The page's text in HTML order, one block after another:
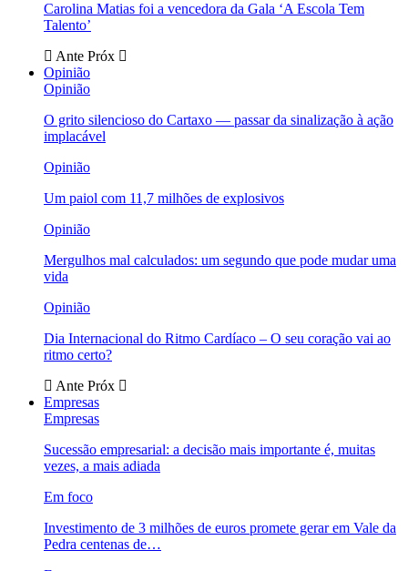
Carolina Matias foi a vencedora da Gala ‘A Escola Tem
Talento’
Ante Próx
Opinião
Opinião
O grito silencioso do Cartaxo — passar da sinalização à ação
implacável
Opinião
Um paiol com 11,7 milhões de explosivos
Opinião
Mergulhos mal calculados: um segundo que pode mudar uma
vida
Opinião
Dia Internacional do Ritmo Cardíaco – O seu coração vai ao
ritmo certo?
Ante Próx
Empresas
Empresas
Sucessão empresarial: a decisão mais importante é, muitas
vezes, a mais adiada
Em foco
Investimento de 3 milhões de euros promete gerar em Vale da
Pedra centenas de…